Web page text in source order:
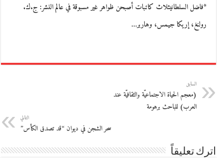
*فاضل السلطانيثلاث كاتبات أصبحن ظواهر غير مسبوقة في عالم النشر: ج.ك.
رولنغ، إريكا جيمس، وهاربر…
السابق
(معجم الحياة الاجتماعيّة والثقافيّة عند
العرب) للباحث برهومة
التالي
سحر الشجن في ديوان “قد تصدق الكأس”
اترك تعليقاً